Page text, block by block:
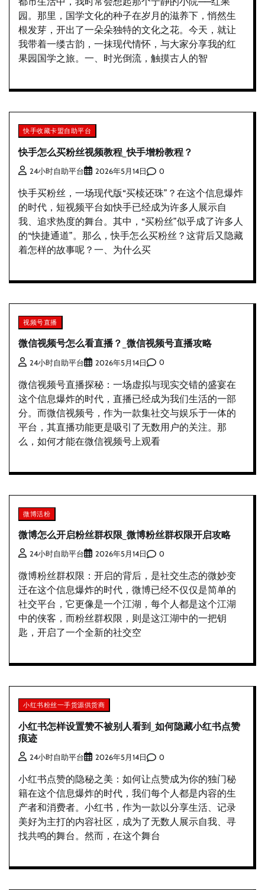
园。那里，国学文化的种子在岁月的滋养下，悄然生
根发芽，开出了一朵朵独特的文化之花。今天，就让
我带着一缕古韵，一抹现代情怀，与大家分享我的红
果园国学之旅。一、时光倒流，触摸古人的智
快手收藏卡盟自助平台
快手怎么买粉丝视频教程_快手增粉教程？
24小时自助平台 2026年5月14日 0
快手买粉丝，一场现代版“买椟还珠”？在这个信息爆炸
的时代，短视频平台如快手已经成为许多人展示自
我、追求热度的舞台。其中，“买粉丝”似乎成了许多人
的“快捷通道”。那么，快手怎么买粉丝？这背后又隐藏
着怎样的故事呢？一、为什么买
视频号直播
微信视频号怎么看直播？_微信视频号直播攻略
24小时自助平台 2026年5月14日 0
微信视频号直播探秘：一场虚拟与现实交错的盛宴在
这个信息爆炸的时代，直播已经成为我们生活的一部
分。而微信视频号，作为一款集社交与娱乐于一体的
平台，其直播功能更是吸引了无数用户的关注。那
么，如何才能在微信视频号上观看
微博活粉
微博怎么开启粉丝群权限_微博粉丝群权限开启攻略
24小时自助平台 2026年5月14日 0
微博粉丝群权限：开启的背后，是社交生态的微妙变
迁在这个信息爆炸的时代，微博已经不仅仅是简单的
社交平台，它更像是一个江湖，每个人都是这个江湖
中的侠客，而粉丝群权限，则是这江湖中的一把钥
匙，开启了一个全新的社交空
小红书粉丝一手货源供货商
小红书怎样设置赞不被别人看到_如何隐藏小红书点赞
痕迹
24小时自助平台 2026年5月14日 0
小红书点赞的隐秘之美：如何让点赞成为你的独门秘
籍在这个信息爆炸的时代，我们每个人都是内容的生
产者和消费者。小红书，作为一款以分享生活、记录
美好为主打的内容社区，成为了无数人展示自我、寻
找共鸣的舞台。然而，在这个舞台